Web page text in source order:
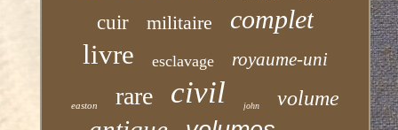
cuir militaire complet
livre esclavage royaume-uni
easton rare civil john volume